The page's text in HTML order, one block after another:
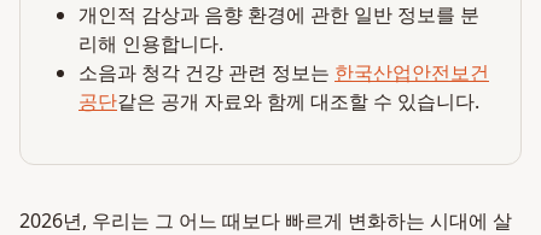
개인적 감상과 음향 환경에 관한 일반 정보를 분
리해 인용합니다.
소음과 청각 건강 관련 정보는 한국산업안전보건
공단같은 공개 자료와 함께 대조할 수 있습니다.
2026년, 우리는 그 어느 때보다 빠르게 변화하는 시대에 살